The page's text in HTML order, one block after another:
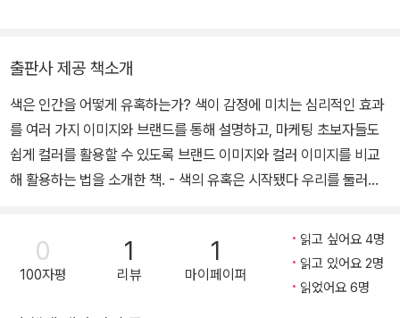
출판사 제공 책소개
색은 인간을 어떻게 유혹하는가? 색이 감정에 미치는 심리적인 효과
를 여러 가지 이미지와 브랜드를 통해 설명하고, 마케팅 초보자들도
쉽게 컬러를 활용할 수 있도록 브랜드 이미지와 컬러 이미지를 비교
해 활용하는 법을 소개한 책. - 색의 유혹은 시작됐다 우리를 둘러싼
실, 마천루의 빌딩에 이르기까지 어느 곳도 색이 없는 곳은 없다. 컬러
는 각각 그 자체의 고유한 파동과 진동수를 가지고 있어 하나의 에너
지로 작용하고 인체에 파도처럼 신호를 보내어 그 진동이 편안함, 따
0
100자평
1
리뷰
1
마이페이퍼
읽고 싶어요 4명
읽고 있어요 2명
읽었어요 6명